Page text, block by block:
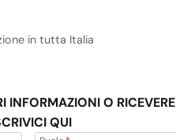
in tutta Italia
INFORMAZIONI O RICEVERE
QUI